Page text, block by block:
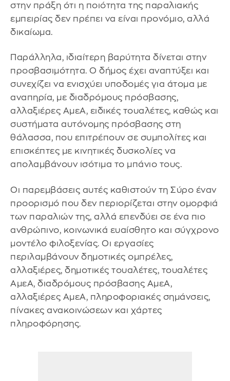
στην πράξη ότι η ποιότητα της παραλιακής
εμπειρίας δεν πρέπει να είναι προνόμιο, αλλά
δικαίωμα.
Παράλληλα, ιδιαίτερη βαρύτητα δίνεται στην
προσβασιμότητα. Ο δήμος έχει αναπτύξει και
συνεχίζει να ενισχύει υποδομές για άτομα με
αναπηρία, με διαδρόμους πρόσβασης,
αλλαξιέρες ΑμεΑ, ειδικές τουαλέτες, καθώς και
συστήματα αυτόνομης πρόσβασης στη
θάλασσα, που επιτρέπουν σε συμπολίτες και
επισκέπτες με κινητικές δυσκολίες να
απολαμβάνουν ισότιμα το μπάνιο τους.
Οι παρεμβάσεις αυτές καθιστούν τη Σύρο έναν
προορισμό που δεν περιορίζεται στην ομορφιά
των παραλιών της, αλλά επενδύει σε ένα πιο
ανθρώπινο, κοινωνικά ευαίσθητο και σύγχρονο
μοντέλο φιλοξενίας. Οι εργασίες
περιλαμβάνουν δημοτικές ομπρέλες,
αλλαξιέρες, δημοτικές τουαλέτες, τουαλέτες
ΑμεΑ, διαδρόμους πρόσβασης ΑμεΑ,
αλλαξιέρες ΑμεΑ, πληροφοριακές σημάνσεις,
πίνακες ανακοινώσεων και χάρτες
πληροφόρησης.